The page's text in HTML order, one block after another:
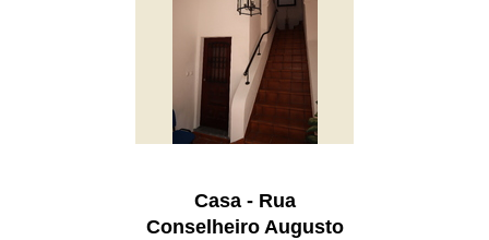
Casa - Rua
Conselheiro Augusto